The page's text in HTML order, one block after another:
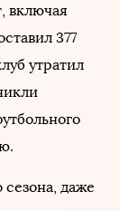
включая
377
утратил
даже